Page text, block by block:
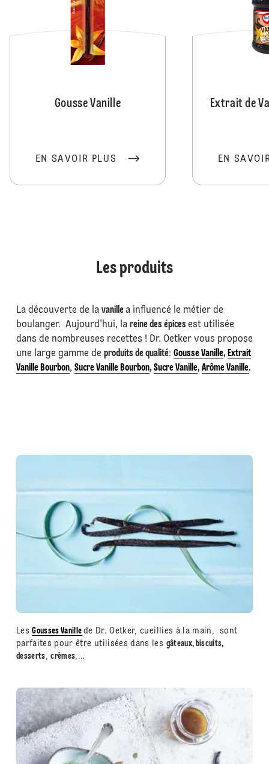
Gousse Vanille
EN SAVOIR PLUS
Extrait de
EN
Les produits
La découverte de la vanille a influencé le métier de
boulanger. Aujourd'hui, la reine des épices est utilisée
dans de nombreuses recettes ! Dr. Oetker vous propose
une large gamme de produits de qualité: Gousse Vanille, Extrait
Vanille Bourbon, Sucre Vanille Bourbon, Sucre Vanille, Arôme Vanille.
LesGousses Vanille de Dr. Oetker, cueillies à la main, sont
parfaites pour être utilisées dans les gâteaux, biscuits,
desserts ,crèmes ,…